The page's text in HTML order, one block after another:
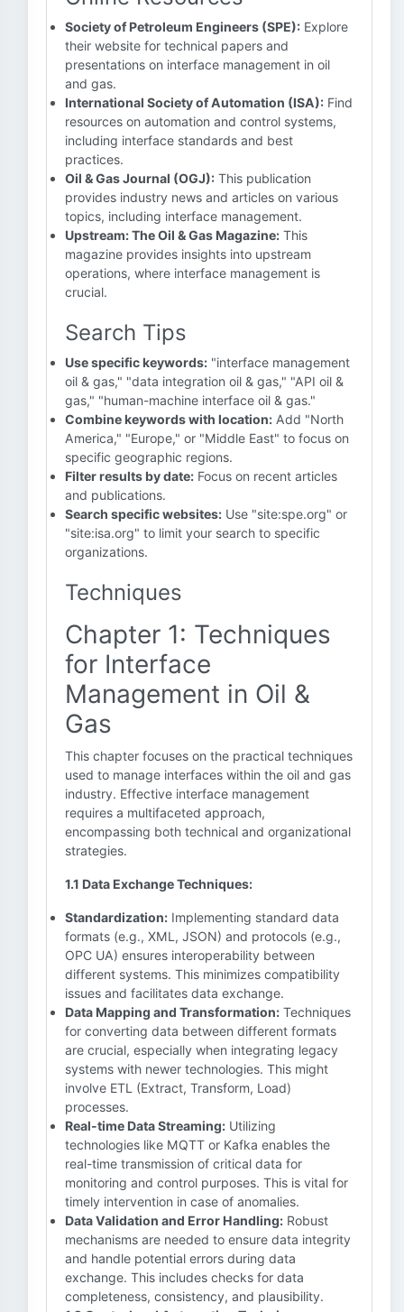
Society of Petroleum Engineers (SPE): Explore
their website for technical papers and
presentations on interface management in oil
and gas.
International Society of Automation (ISA): Find
resources on automation and control systems,
including interface standards and best
practices.
Oil & Gas Journal (OGJ): This publication
provides industry news and articles on various
topics, including interface management.
Upstream: The Oil & Gas Magazine: This
magazine provides insights into upstream
operations, where interface management is
crucial.
Search Tips
Use specific keywords: "interface management
oil & gas," "data integration oil & gas," "API oil &
gas," "human-machine interface oil & gas."
Combine keywords with location: Add "North
America," "Europe," or "Middle East" to focus on
specific geographic regions.
Filter results by date: Focus on recent articles
and publications.
Search specific websites: Use "site:spe.org" or
"site:isa.org" to limit your search to specific
organizations.
Techniques
Chapter 1: Techniques
for Interface
Management in Oil &
Gas
This chapter focuses on the practical techniques
used to manage interfaces within the oil and gas
industry. Effective interface management
requires a multifaceted approach,
encompassing both technical and organizational
strategies.
1.1 Data Exchange Techniques:
Standardization: Implementing standard data
formats (e.g., XML, JSON) and protocols (e.g.,
OPC UA) ensures interoperability between
different systems. This minimizes compatibility
issues and facilitates data exchange.
Data Mapping and Transformation: Techniques
for converting data between different formats
are crucial, especially when integrating legacy
systems with newer technologies. This might
involve ETL (Extract, Transform, Load)
processes.
Real-time Data Streaming: Utilizing
technologies like MQTT or Kafka enables the
real-time transmission of critical data for
monitoring and control purposes. This is vital for
timely intervention in case of anomalies.
Data Validation and Error Handling: Robust
mechanisms are needed to ensure data integrity
and handle potential errors during data
exchange. This includes checks for data
completeness, consistency, and plausibility.